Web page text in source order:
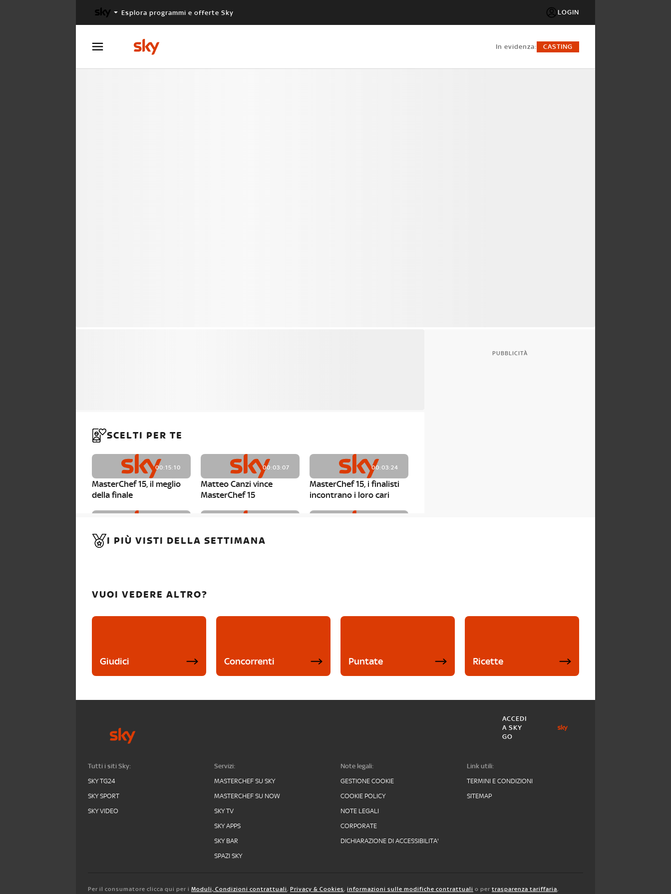
Esplora programmi e offerte Sky LOGIN
in evidenza: CASTING
SCELTI PER TE
00:15:10
MasterChef 15, il meglio
della finale
00:03:07
Matteo Canzi vince
MasterChef 15
00:03:24
MasterChef 15, i finalisti
incontrano i loro cari
MasterChef 15, Carlotta è
MasterChef 15, Matteo
PUBBLICITÀ
I PIÙ VISTI DELLA SETTIMANA
VUOI VEDERE ALTRO?
Giudici Concorrenti Puntate Ricette
ACCEDI
A SKY
GO
Tutti i siti Sky:
SKY TG24
SKY SPORT
SKY VIDEO
Servizi:
MASTERCHEF SU SKY
MASTERCHEF SU NOW
SKY TV
SKY APPS
SKY BAR
SPAZI SKY
Note legali:
GESTIONE COOKIE
COOKIE POLICY
NOTE LEGALI
CORPORATE
DICHIARAZIONE DI ACCESSIBILITA'
Link utili:
TERMINI E CONDIZIONI
SITEMAP
Per il consumatore clicca qui per i Moduli, Condizioni contrattuali, Privacy & Cookies, informazioni sulle modifiche contrattuali o per trasparenza tariffaria,